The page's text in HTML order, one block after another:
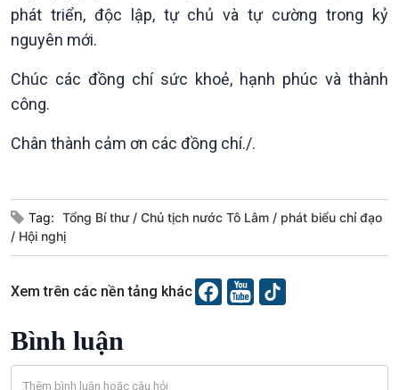
phát triển, độc lập, tự chủ và tự cường trong kỷ
nguyên mới.
Chúc các đồng chí sức khoẻ, hạnh phúc và thành
công.
Chân thành cảm ơn các đồng chí./.
Tag: Tổng Bí thư Chủ tịch nước Tô Lâm
phát biểu chỉ đạo
Hội nghị
Xem trên các nền tảng khác
Bình luận